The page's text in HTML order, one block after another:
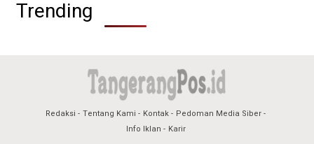
Trending
Redaksi Tentang Kami Kontak
Pedoman Media Siber
Info Iklan
Karir